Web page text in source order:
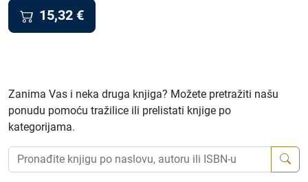
15,32 €
Zanima Vas i neka druga knjiga? Možete pretražiti našu
ponudu pomoću tražilice ili prelistati knjige po
kategorijama.